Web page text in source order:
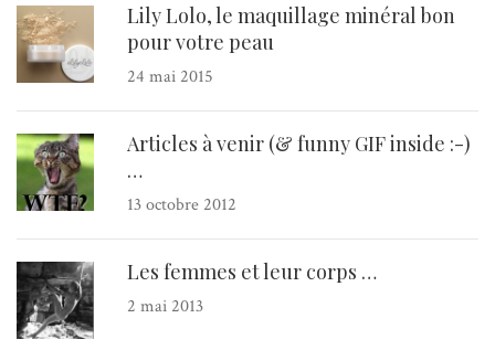
Lily Lolo, le maquillage minéral bon
pour votre peau
24 mai 2015
Articles à venir (& funny GIF inside :-)
…
13 octobre 2012
Les femmes et leur corps …
2 mai 2013